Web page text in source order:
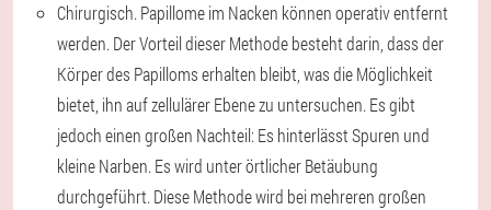
Chirurgisch. Papillome im Nacken können operativ entfernt
werden. Der Vorteil dieser Methode besteht darin, dass der
Körper des Papilloms erhalten bleibt, was die Möglichkeit
bietet, ihn auf zellulärer Ebene zu untersuchen. Es gibt
jedoch einen großen Nachteil: Es hinterlässt Spuren und
kleine Narben. Es wird unter örtlicher Betäubung
durchgeführt. Diese Methode wird bei mehreren großen